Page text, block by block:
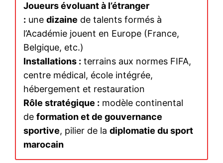
Joueurs évoluant à l’étranger
: une dizaine de talents formés à
l’Académie jouent en Europe (France,
Belgique, etc.)
Installations : terrains aux normes FIFA,
centre médical, école intégrée,
hébergement et restauration
Rôle stratégique : modèle continental
de formation et de gouvernance
sportive, pilier de la diplomatie du sport
marocain